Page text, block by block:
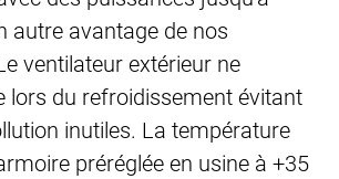
autre avantage de nos
ventilateur extérieur ne
lors du refroidissement évitant
inutiles. La température
préréglée en usine à +35